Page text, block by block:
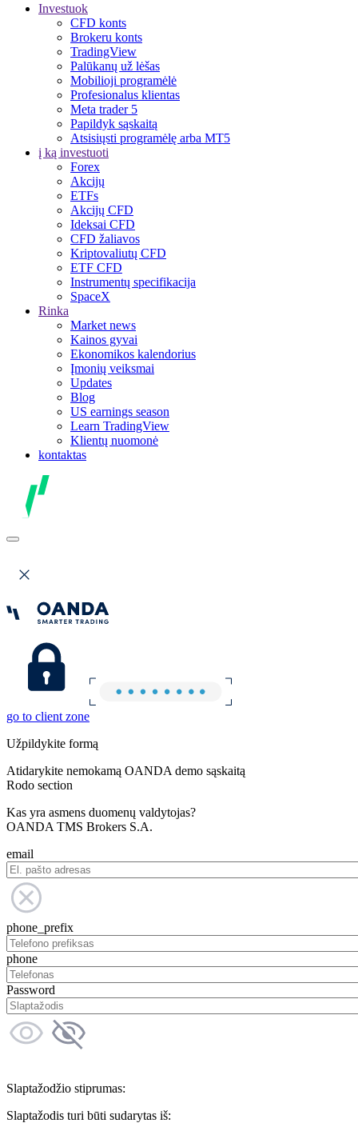
Investuok
CFD konts
Brokeru konts
TradingView
Palūkanų už lėšas
Mobilioji programėlė
Profesionalus klientas
Meta trader 5
Papildyk sąskaitą
Atsisiųsti programėlę arba MT5
į ką investuoti
Forex
Akcijų
ETFs
Akcijų CFD
Ideksai CFD
CFD žaliavos
Kriptovaliutų CFD
ETF CFD
Instrumentų specifikacija
SpaceX
Rinka
Market news
Kainos gyvai
Ekonomikos kalendorius
Įmonių veiksmai
Updates
Blog
US earnings season
Learn TradingView
Klientų nuomonė
kontaktas
go to client zone
Užpildykite formą
Atidarykite nemokamą OANDA demo sąskaitą
Rodo section
Kas yra asmens duomenų valdytojas?
OANDA TMS Brokers S.A.
email
phone_prefix
phone
Password
Slaptažodžio stiprumas:
Slaptažodis turi būti sudarytas iš: